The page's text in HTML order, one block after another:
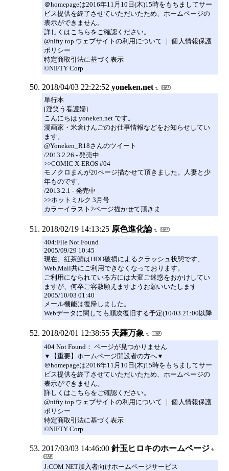
＠homepageは2016年11月10日(木)15時をもちましてサー
ビス提供を終了させていただいたため、ホームページの
表示ができません。
詳しくはこちらをご確認ください。
@nifty top ウェブサイトの利用について ｜ 個人情報保護
ポリシー
特定商取引法に基づく表示
©NIFTY Corp
2018/04/03 22:22:52 yoneken.net
単行本
[淫笑う看護婦]
こんにちは yoneken.net です。
漫画家・米倉けんごのお仕事情報などをお知らせしてい
ます。
@Yoneken_R18さんのツイート
/2013.2.26 - 発売中
>>COMIC X-EROS #04
モノクロまんが20ページ描かせて頂きました。人妻と少
年ものです。
/2013.2.1 - 発売中
>>ホットミルク 3月号
カラーイラスト2ページ描かせて頂きま
2018/02/19 14:13:25 原色進化論
404:File Not Found
2005/09/29 10:45
現在、紅茶鯖はHDD破損によるクラッシュ状態です、
Web,Mail共にご利用できなくなっております。
ご利用になられている方には大変ご迷惑をおかけしてい
ますが、何卒ご容赦願えますようお願いいたします
2005/10/03 01:40
メール機能は復帰しました。
Webデータに関しても順次復旧する予定(10/03 21:00以降
2018/02/01 12:38:55 天羅万象
404 Not Found： ページが見つかりません
▼【重要】ホームページ開設者の方へ▼
＠homepageは2016年11月10日(木)15時をもちましてサー
ビス提供を終了させていただいたため、ホームページの
表示ができません。
詳しくはこちらをご確認ください。
@nifty top ウェブサイトの利用について ｜ 個人情報保護
ポリシー
特定商取引法に基づく表示
©NIFTY Corp
2017/03/03 14:46:00 針玉ヒロキのホームページ
J:COM NET加入者向けホームページサービス